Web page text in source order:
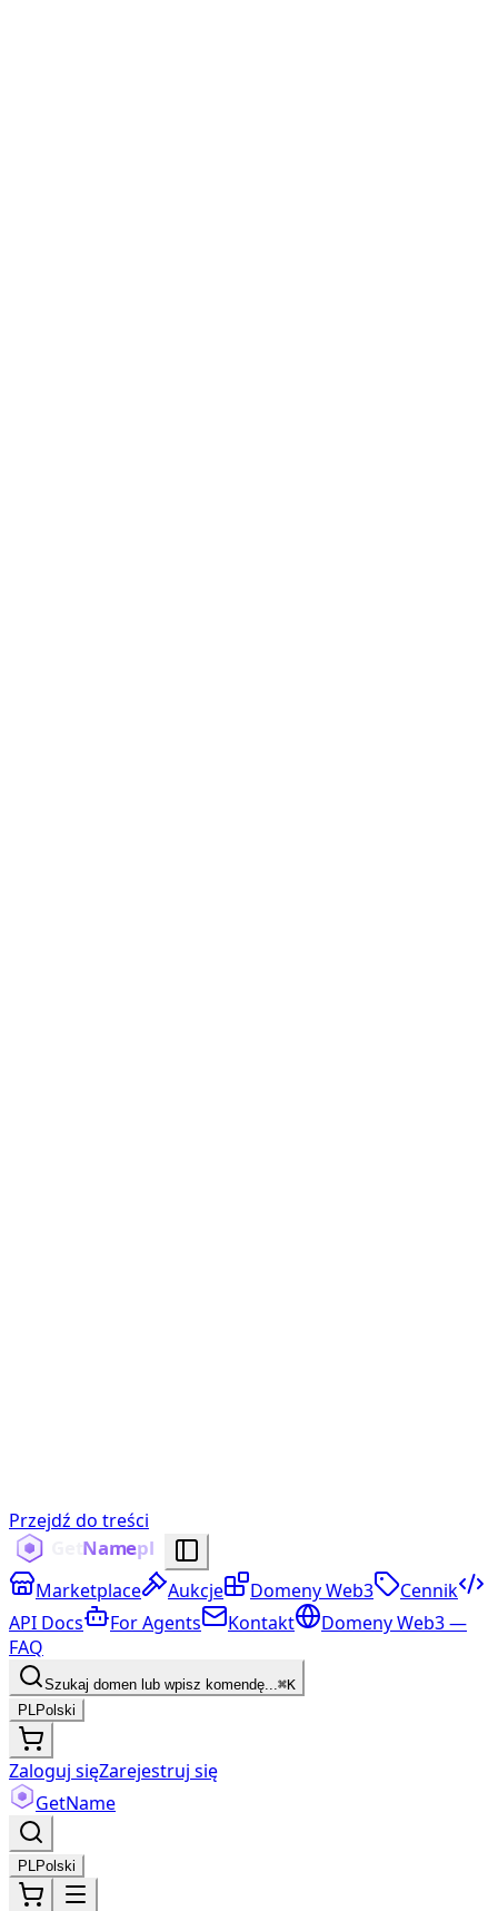
Przejdź do treści
Marketplace Aukcje Domeny Web3
Cennik
API Docs
For Agents Kontakt
Domeny Web3 —
FAQ
Szukaj domen lub wpisz komendę...⌘K
PLPolski
Zaloguj sięZarejestruj się
GetName
PLPolski